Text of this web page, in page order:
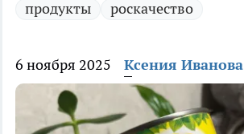
продукты роскачество
6 ноября 2025 Ксения Иванова